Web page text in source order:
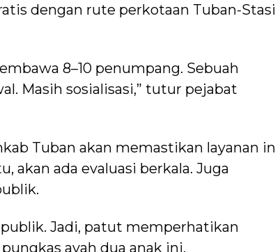
dengan rute perkotaan Tuban-
8–10 penumpang. Sebuah
Masih sosialisasi,” tutur pejabat
Tuban akan memastikan layanan
akan ada evaluasi berkala. Juga
Jadi, patut memperhatikan
ayah dua anak ini.